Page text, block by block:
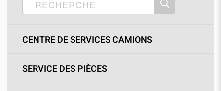
CENTRE DE SERVICES CAMIONS
SERVICE DES PIÈCES